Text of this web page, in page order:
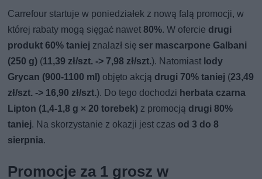
Carrefour startuje w poniedziałek z nową falą promocji, w
której rabaty mogą sięgać nawet80%. W ofercie drugi
produkt 60% taniej znalazł się ser mascarpone Galbani
(250 g) (11,39 zł/szt. -> 7,98 zł/szt.). Natomiast lody
Grycan (900-1100 ml) objęto akcją drugi 70% taniej (23,49
zł/szt. -> 16,90 zł/szt.). Do tego dochodzi herbata czarna
Lipton (1,4-1,8 g × 20 torebek) z promocją drugi 80%
taniej. Na skorzystanie z okazji jest czas od 3 do 8
sierpnia.
Promocje za 1 grosz w